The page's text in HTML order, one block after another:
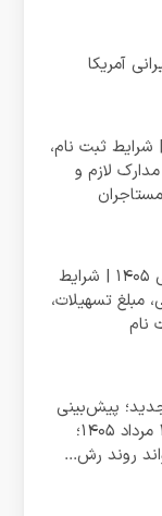
آمریکا
وام اجاره مسکن ۱۴۰۵ | شرایط ثبت نام،
لازم و
وام اعتبار ملی بانک ملی ۱۴۰۵ | شرایط
میلیونی، مبلغ تسهیلات،
نام
پیش‌بینی
بازار سهام برای شنبه ۱۷ مرداد ۱۴۰۵؛
روند رش...